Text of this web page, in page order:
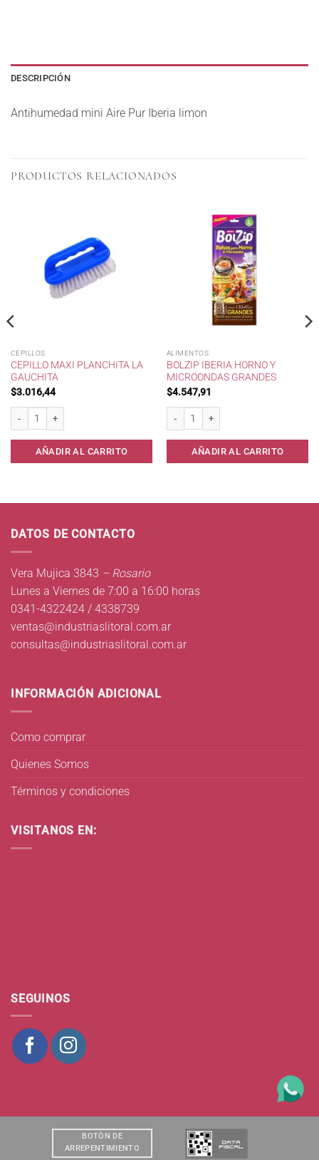
DESCRIPCIÓN
Antihumedad mini Aire Pur Iberia limon
PRODUCTOS RELACIONADOS
CEPILLOS
CEPILLO MAXI PLANCHITA LA
GAUCHITA
$3.016,44
Cepillo Maxi Planchita La Gauchita cantidad
AÑADIR AL CARRITO
ALIMENTOS
BOLZIP IBERIA HORNO Y
MICROONDAS GRANDES
$4.547,91
Bolzip Iberia Horno y Microondas
AÑADIR AL CARRITO
DATOS DE CONTACTO
Vera Mujica 3843 – Rosario
Lunes a Viernes de 7:00 a 16:00 horas
0341-4322424 / 4338739
ventas@industriaslitoral.com.ar
consultas@industriaslitoral.com.ar
INFORMACIÓN ADICIONAL
Como comprar
Quienes Somos
Términos y condiciones
VISITANOS EN:
SEGUINOS
BOTÒN DE
ARREPENTIMIENTO